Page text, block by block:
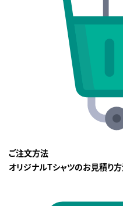
ご注文方法
オリジナルTシャツのお見積り